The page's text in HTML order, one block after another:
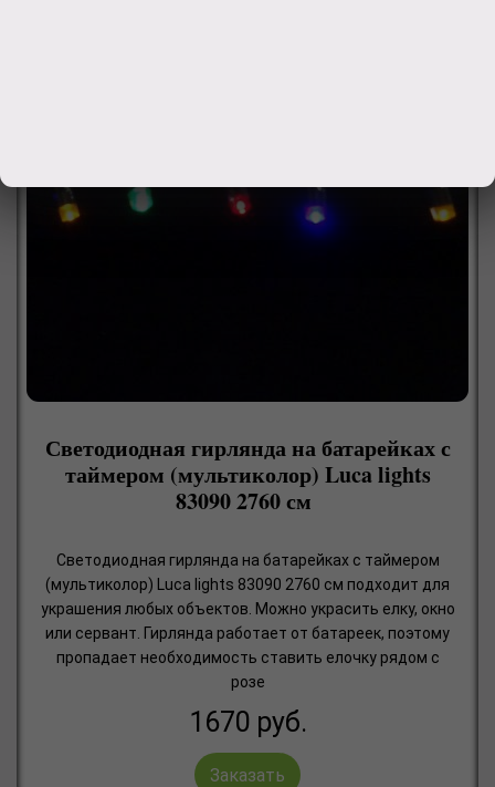
Светодиодная гирлянда на батарейках с
таймером (мультиколор) Luca lights
83090 2760 см
Светодиодная гирлянда на батарейках с таймером
(мультиколор) Luca lights 83090 2760 см подходит для
украшения любых объектов. Можно украсить елку, окно
или сервант. Гирлянда работает от батареек, поэтому
пропадает необходимость ставить елочку рядом с
розе
1670 руб.
Заказать